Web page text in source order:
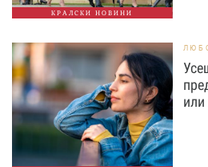
КРАЛСКИ НОВИНИ